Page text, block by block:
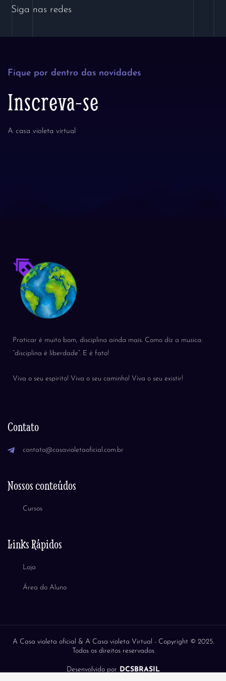
Siga nas redes
Fique por dentro das novidades
Inscreva-se
A casa violeta virtual
Praticar é muito bom, disciplina ainda mais. Como diz a musica:
“disciplina é liberdade”. E é fato!
Viva o seu espirito! Viva o seu caminho! Viva o seu existir!
Contato
contato@casavioletaoficial.com.br
Nossos conteúdos
Cursos
Links Rápidos
Loja
Área do Aluno
A Casa violeta oficial & A Casa violeta Virtual - Copyright © 2025.
Todos os direitos reservados
Desenvolvido porDCSBRASIL